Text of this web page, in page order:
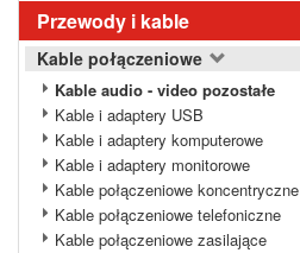
Przewody i kable
Kable połączeniowe
Kable audio - video pozostałe
Kable i adaptery USB
Kable i adaptery komputerowe
Kable i adaptery monitorowe
Kable połączeniowe koncentryczne
Kable połączeniowe telefoniczne
Kable połączeniowe zasilające